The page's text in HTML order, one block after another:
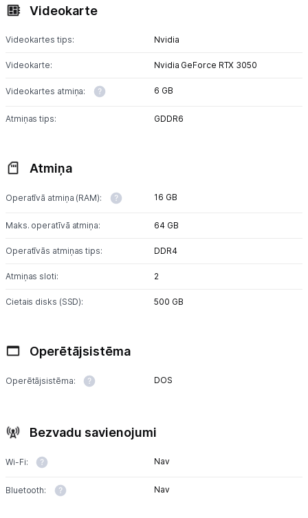
Videokarte
Videokartes tips: Nvidia
Videokarte: Nvidia GeForce RTX 3050
Videokartes atmiņa: 6 GB
Atmiņas tips: GDDR6
Atmiņa
Operatīvā atmiņa (RAM): 16 GB
Maks. operatīvā atmiņa: 64 GB
Operatīvās atmiņas tips: DDR4
Atmiņas sloti: 2
Cietais disks (SSD): 500 GB
Operētājsistēma
Operētājsistēma: DOS
Bezvadu savienojumi
Wi-Fi: Nav
Bluetooth: Nav